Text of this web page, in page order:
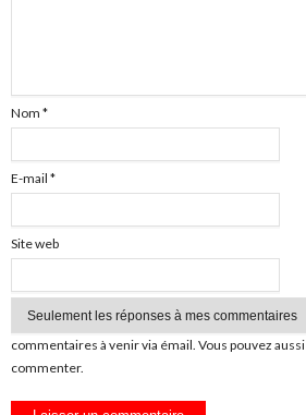
Nom *
E-mail *
Site web
commentaires à venir via émail. Vous pouvez aussi
commenter.